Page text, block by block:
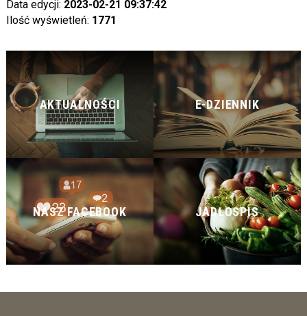
Data edycji: 2023-02-21 09:37:42
Ilość wyświetleń: 1771
AKTUALNOŚCI E-DZIENNIK
NASZ FACEBOOK JADŁOSPIS